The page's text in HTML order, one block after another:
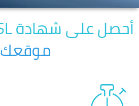
أحصل على شهادة SSL & و أحمي
موقعك